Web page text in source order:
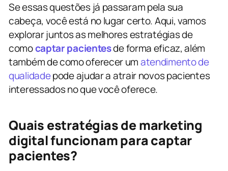
Se essas questões já passaram pela sua
cabeça, você está no lugar certo. Aqui, vamos
explorar juntos as melhores estratégias de
comocaptar pacientesde forma eficaz, além
também de como oferecer umatendimento de
qualidadepode ajudar a atrair novos pacientes
interessados no que você oferece.
Quais estratégias de marketing
digital funcionam para captar
pacientes?